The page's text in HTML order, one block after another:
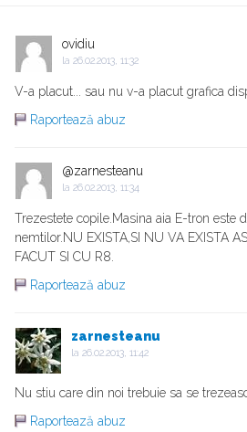
ovidiu
la 26.02.2013, 11:32
V-a placut... sau nu v-a placut grafica
Raportează abuz
@zarnesteanu
la 26.02.2013, 11:34
Trezestete copile.Masina aia E-tron este
nemtilor.NU EXISTA,SI NU VA EXISTA
FACUT SI CU R8.
Raportează abuz
zarnesteanu
la 26.02.2013, 11:42
Nu stiu care din noi trebuie sa se
Raportează abuz